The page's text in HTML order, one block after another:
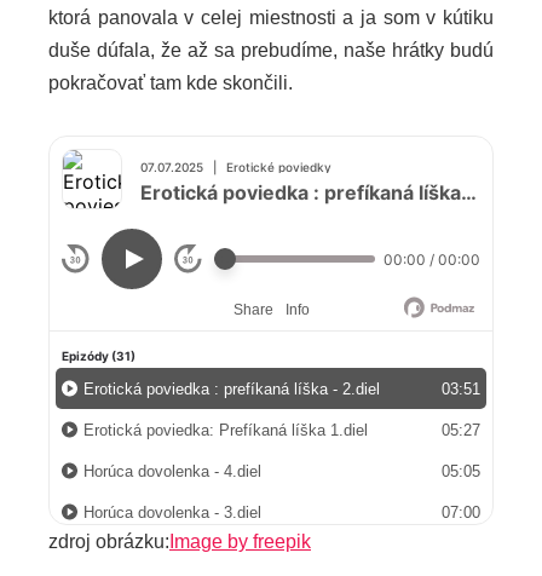
ktorá panovala v celej miestnosti a ja som v kútiku
duše dúfala, že až sa prebudíme, naše hrátky budú
pokračovať tam kde skončili.
zdroj obrázku: Image by freepik